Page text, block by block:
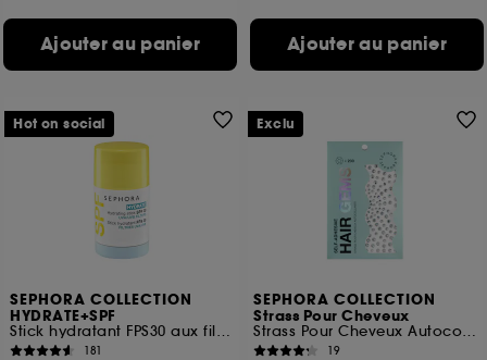
Ajouter au panier Ajouter au panier
SEPHORA COLLECTION
HYDRATE+SPF
Stick hydratant FPS30 aux filtres UVA/UVB
181
Hot on social
SEPHORA COLLECTION
Strass Pour Cheveux
Strass Pour Cheveux Autocollants
19
Exclu